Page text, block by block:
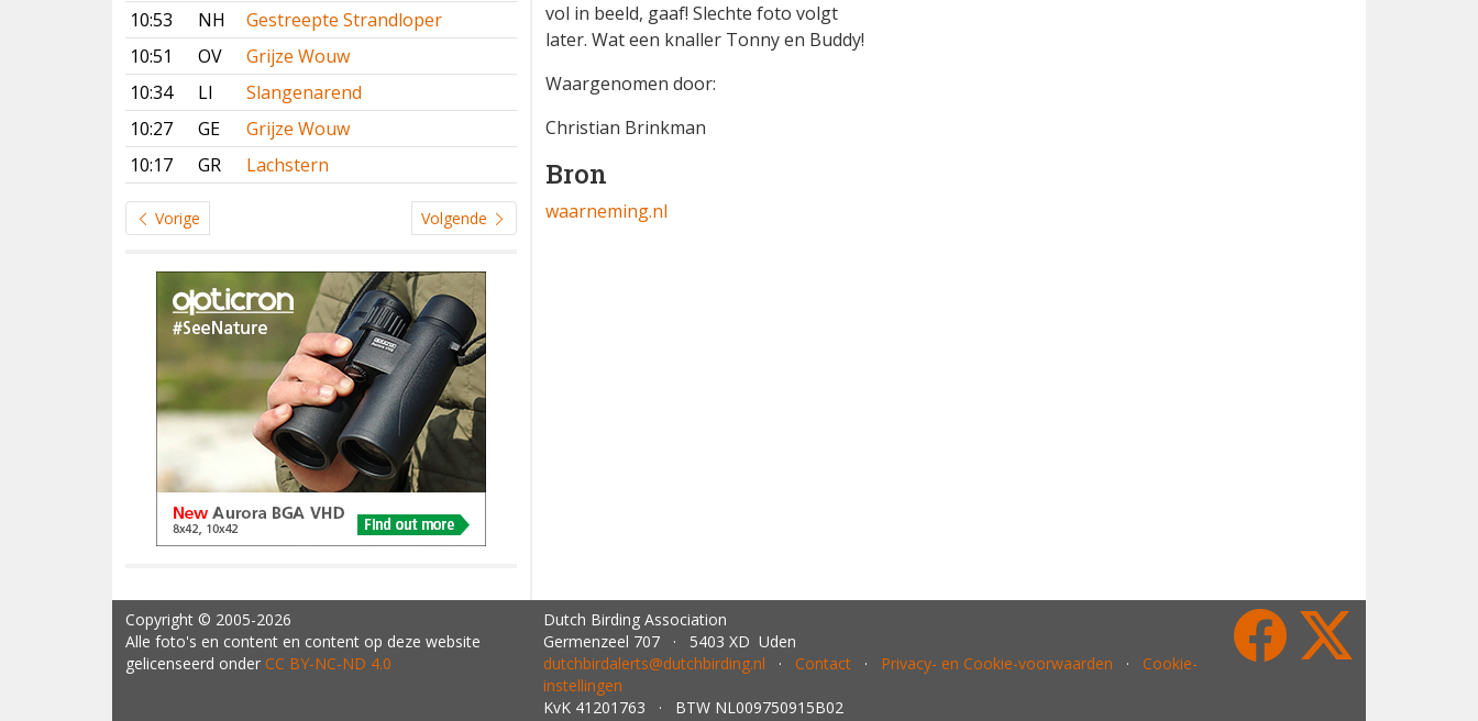
10:53
NH
Gestreepte Strandloper
10:51
OV
Grijze Wouw
10:34
LI
Slangenarend
10:27
GE
Grijze Wouw
10:17
GR Lachstern
Vorige Volgende
vol in beeld, gaaf! Slechte foto volgt
later. Wat een knaller Tonny en Buddy!
Waargenomen door:
Christian Brinkman
Bron
waarneming.nl
Copyright © 2005-2026
Alle foto's en content en content op deze website
gelicenseerd onder CC BY‑NC‑ND 4.0
Dutch Birding Association
Germenzeel 707 · 5403 XD Uden
dutchbirdalerts@dutchbirding.nl · Contact · Privacy- en Cookie-voorwaarden · Cookie-
instellingen
KvK 41201763 · BTW NL009750915B02